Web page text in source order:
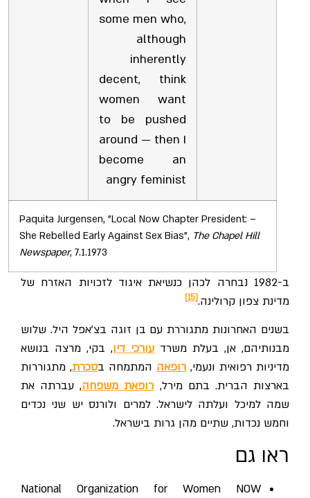
some men who,
although
inherently
decent, think
women want
to be pushed
around — then I
become an
angry feminist
– Paquita Jurgensen, "Local Now Chapter President:
She Rebelled Early Against Sex Bias", The Chapel Hill
Newspaper, 7.1.1973
ב-1982 נבחרה לכהן כנשיאת איגוד לזכויות האזרח של
מדינת צפון קרולינה.[15]
בשנים האחרונות מתגוררת עם בן זוגה בצ'אפל היל. שלוש
מבנותיהם, אן, בעלת משרד עורכי דין, בקי, מרצה בנושא
מדיניות רפואית ונעמי, רופאה המתמחה בסכרת, מתגוררות
בארצות הברית. בתם מירל, רופאת משפחה, עברתה את
שמה למיכל ועלתה לישראל. למרים ולורנס יש שני נכדים
וחמש נכדות, שתיים מהן גרות בישראל.
ראו גם
National Organization for Women NOW